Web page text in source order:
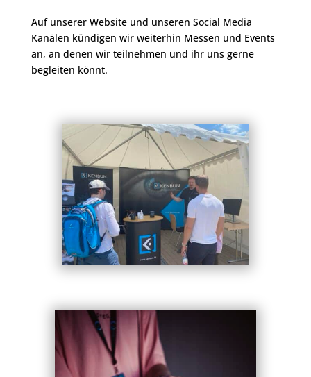
Auf unserer Websiteund unseren Social Media
Kanälen kündigen wir weiterhin Messen und Events
an, an denen wir teilnehmen und ihr uns gerne
begleiten könnt.